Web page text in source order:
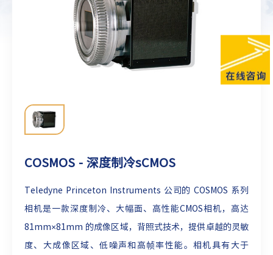
COSMOS - 深度制冷sCMOS
Teledyne Princeton Instruments 公司的 COSMOS 系列
相机是一款深度制冷、大幅面、高性能CMOS相机，高达
81mm×81mm 的成像区域，背照式技术，提供卓越的灵敏
度、大成像区域、低噪声和高帧率性能。相机具有大于